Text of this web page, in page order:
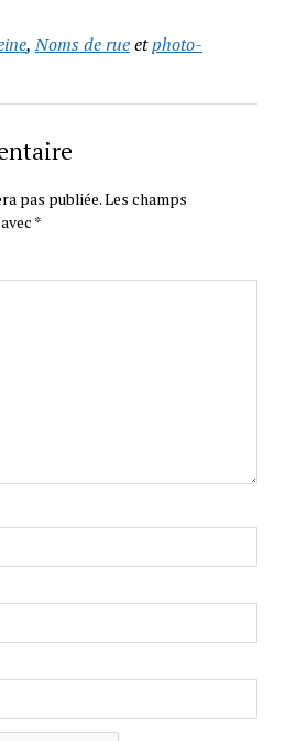
,Noms de rueetphoto-
pas publiée.Les champs
*